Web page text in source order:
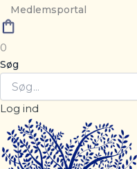
Medlemsportal
0
Søg
Log ind